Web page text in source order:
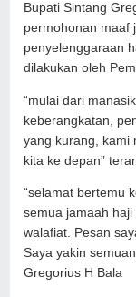
Bupati Sintang
permohonan maaf
penyelenggaraan
dilakukan oleh
“mulai dari
keberangkatan,
yang kurang, kami
kita ke depan”
“selamat bertemu
semua jamaah
walafiat. Pesan
Saya yakin
Gregorius H Bala